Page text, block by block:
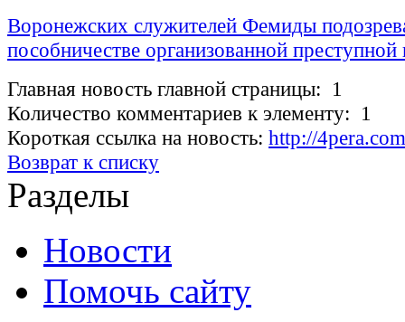
Воронежских служителей Фемиды
пособничестве организованной преступной
Главная новость главной страницы: 1
Количество комментариев к элементу: 1
Короткая ссылка на новость: http://
Возврат к списку
Разделы
Новости
Помочь сайту